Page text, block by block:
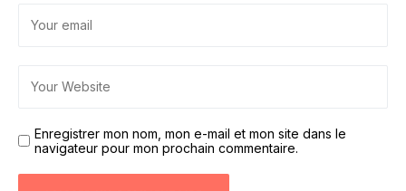
Enregistrer mon nom, mon e-mail et mon site dans le
navigateur pour mon prochain commentaire.